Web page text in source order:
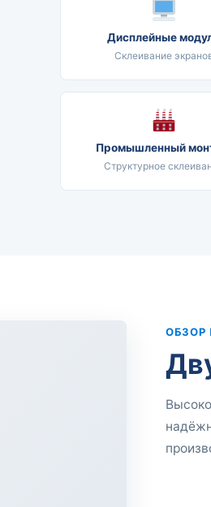
Дисплейные
Склеивание
Промышленный
Структурное
ОБЗОР